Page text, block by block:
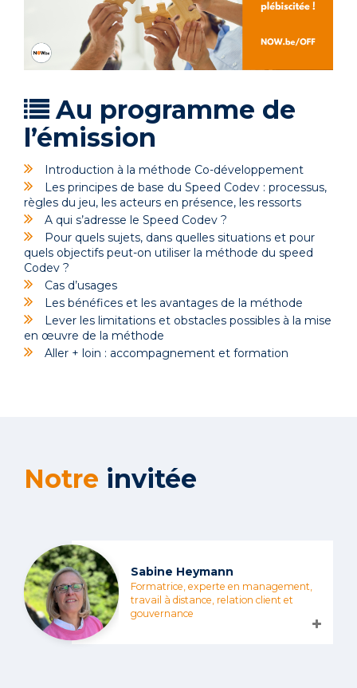
Au programme de
l’émission
Introduction à la méthode Co-développement
Les principes de base du Speed Codev : processus,
règles du jeu, les acteurs en présence, les ressorts
A qui s’adresse le Speed Codev ?
Pour quels sujets, dans quelles situations et pour
quels objectifs peut-on utiliser la méthode du speed
Codev ?
Cas d’usages
Les bénéfices et les avantages de la méthode
Lever les limitations et obstacles possibles à la mise
en œuvre de la méthode
Aller + loin : accompagnement et formation
Notre invitée
Sabine Heymann
Formatrice, experte en management,
travail à distance, relation client et
gouvernance